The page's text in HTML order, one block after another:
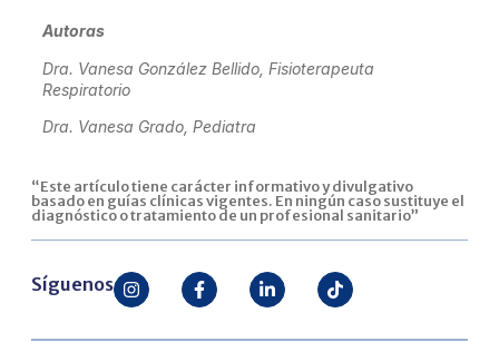
Autoras
Dra. Vanesa González Bellido, Fisioterapeuta
Respiratorio
Dra. Vanesa Grado, Pediatra
“Este artículo tiene carácter informativo y divulgativo
basado en guías clínicas vigentes. En ningún caso sustituye el
diagnóstico o tratamiento de un profesional sanitario”
Síguenos